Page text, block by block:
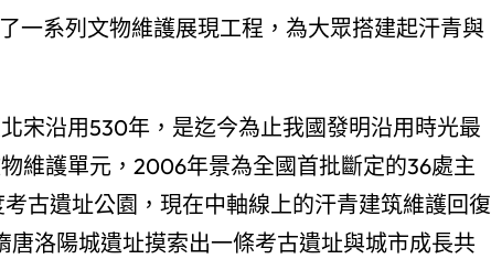
一系列文物維護展現工程，為大眾搭建起汗青與
宋沿用530年，是迄今為止我國發明沿用時光最
維護單元，2006年景為全國首批斷定的36處主
古遺址公園，現在中軸線上的汗青建筑維護回復
洛陽城遺址摸索出一條考古遺址與城市成長共